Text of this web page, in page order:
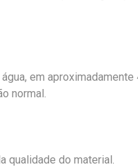
em aproximadamente
normal.
qualidade do material.